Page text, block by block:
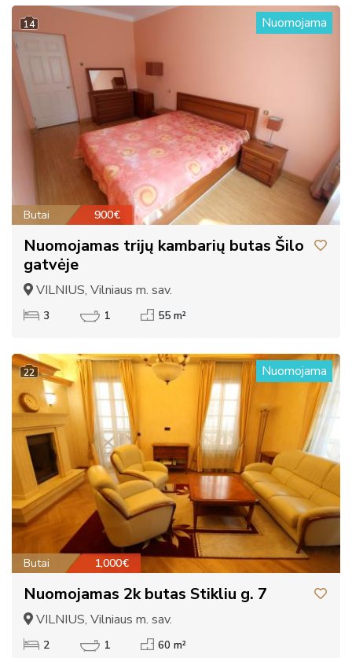
14 Nuomojama
Butai 900€
Nuomojamas trijų kambarių butas Šilo
gatvėje
VILNIUS, Vilniaus m. sav.
3 1 55 m²
22 Nuomojama
Butai 1,000€
Nuomojamas 2k butas Stikliu g. 7
VILNIUS, Vilniaus m. sav.
2 1 60 m²